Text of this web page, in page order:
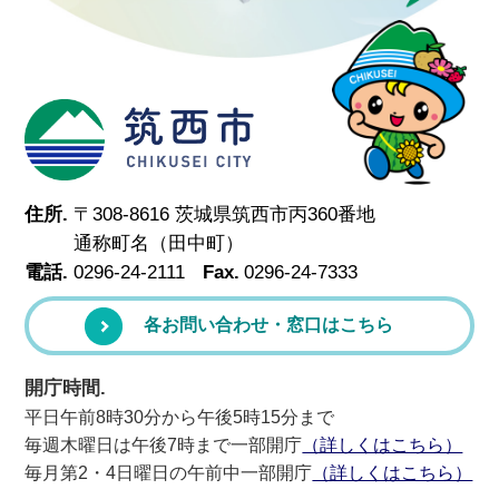
筑西市
住所. 〒308-8616 茨城県筑西市丙360番地
通称町名（田中町）
電話. 0296-24-2111 Fax. 0296-24-7333
各お問い合わせ・窓口はこちら
開庁時間.
平日午前8時30分から午後5時15分まで
毎週木曜日は午後7時まで一部開庁 （詳しくはこちら）
毎月第2・4日曜日の午前中一部開庁 （詳しくはこちら）